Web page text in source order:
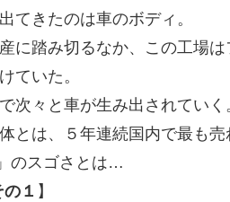
てきたのは車のボディ。
に踏み切るなか、この工場は
ていた。
次々と車が生み出されていく
とは、５年連続国内で最も売
のスゴさとは…
１ 】